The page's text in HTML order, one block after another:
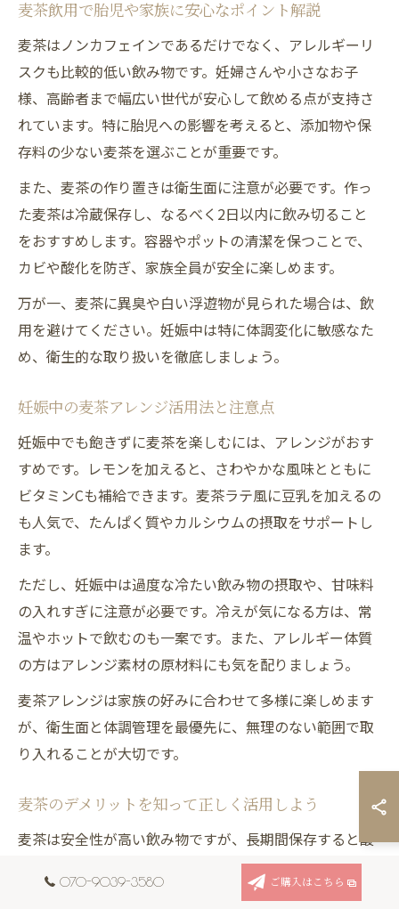
麦茶飲用で胎児や家族に安心なポイント解説
麦茶はノンカフェインであるだけでなく、アレルギーリ
スクも比較的低い飲み物です。妊婦さんや小さなお子
様、高齢者まで幅広い世代が安心して飲める点が支持さ
れています。特に胎児への影響を考えると、添加物や保
存料の少ない麦茶を選ぶことが重要です。
また、麦茶の作り置きは衛生面に注意が必要です。作っ
た麦茶は冷蔵保存し、なるべく2日以内に飲み切ること
をおすすめします。容器やポットの清潔を保つことで、
カビや酸化を防ぎ、家族全員が安全に楽しめます。
万が一、麦茶に異臭や白い浮遊物が見られた場合は、飲
用を避けてください。妊娠中は特に体調変化に敏感なた
め、衛生的な取り扱いを徹底しましょう。
妊娠中の麦茶アレンジ活用法と注意点
妊娠中でも飽きずに麦茶を楽しむには、アレンジがおす
すめです。レモンを加えると、さわやかな風味とともに
ビタミンCも補給できます。麦茶ラテ風に豆乳を加えるの
も人気で、たんぱく質やカルシウムの摂取をサポートし
ます。
ただし、妊娠中は過度な冷たい飲み物の摂取や、甘味料
の入れすぎに注意が必要です。冷えが気になる方は、常
温やホットで飲むのも一案です。また、アレルギー体質
の方はアレンジ素材の原材料にも気を配りましょう。
麦茶アレンジは家族の好みに合わせて多様に楽しめます
が、衛生面と体調管理を最優先に、無理のない範囲で取
り入れることが大切です。
麦茶のデメリットを知って正しく活用しよう
麦茶は安全性が高い飲み物ですが、長期間保存すると酸
化やカビのリスクがあります。特に夏場は雑菌が繁殖し
やすいため、作り置き後は早めに飲み切ることが鉄則で
070-9039-3580 ご購入はこちら